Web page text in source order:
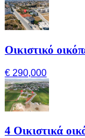
Οικιστικό
€ 290,000
4 Οικιστικά